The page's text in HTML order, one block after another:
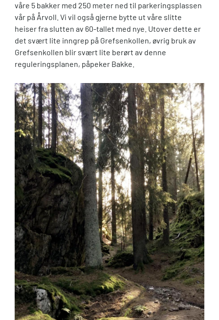
våre 5 bakker med 250 meter ned til parkeringsplassen
vår på Årvoll. Vi vil også gjerne bytte ut våre slitte
heiser fra slutten av 60-tallet med nye. Utover dette er
det svært lite inngrep på Grefsenkollen, øvrig bruk av
Grefsenkollen blir svært lite berørt av denne
reguleringsplanen, påpeker Bakke.